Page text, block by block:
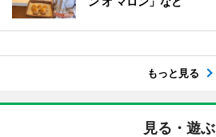
もっと見る
見る・遊ぶ